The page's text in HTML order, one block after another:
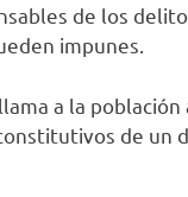
de los
impunes.
a la
de un